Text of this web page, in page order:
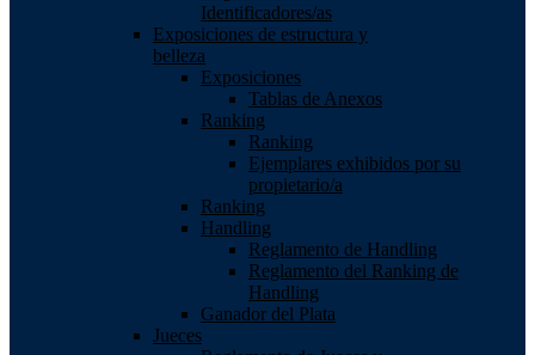
Identificadores/as
Exposiciones de estructura y
belleza
Exposiciones
Tablas de Anexos
Ranking
Ranking
Ejemplares exhibidos por su
propietario/a
Ranking
Handling
Reglamento de Handling
Reglamento del Ranking de
Handling
Ganador del Plata
Jueces